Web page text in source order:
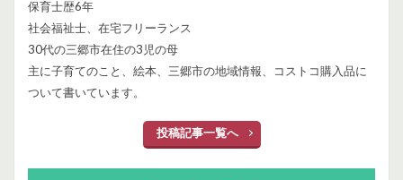
保育士歴6年
社会福祉士、在宅フリーランス
30代の三郷市在住の3児の母
主に子育てのこと、絵本、三郷市の地域情報、コストコ購入品に
ついて書いています。
投稿記事一覧へ